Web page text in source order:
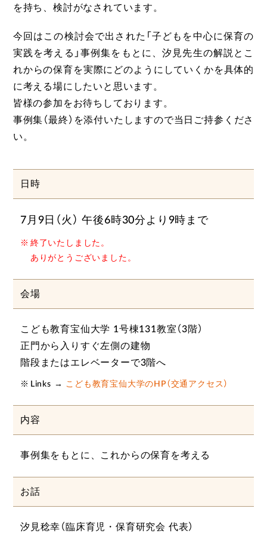
を持ち、検討がなされています。
今回はこの検討会で出された「子どもを中心に保育の
実践を考える」事例集をもとに、汐見先生の解説とこ
れからの保育を実際にどのようにしていくかを具体的
に考える場にしたいと思います。
皆様の参加をお待ちしております。
事例集（最終）を添付いたしますので当日ご持参くださ
い。
日時
7月9日（火） 午後6時30分より9時まで
終了いたしました。
ありがとうございました。
会場
こども教育宝仙大学 1号棟131教室（3階）
正門から入りすぐ左側の建物
階段またはエレベーターで3階へ
Links → こども教育宝仙大学のHP（交通アクセス）
内容
事例集をもとに、これからの保育を考える
お話
汐見稔幸（臨床育児・保育研究会 代表）